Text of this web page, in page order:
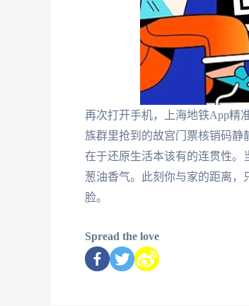
再次打开手机，上海地铁App精
族群里抢到的故宫门票核销码静
在于还原生活本该有的连贯性。
葱油香气。此刻你与家的距离
脸。
Spread the love